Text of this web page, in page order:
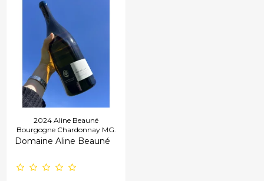
2024 Aline Beauné
Bourgogne Chardonnay MG.
Domaine Aline Beauné